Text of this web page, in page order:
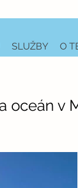
SLUŽBY O
v